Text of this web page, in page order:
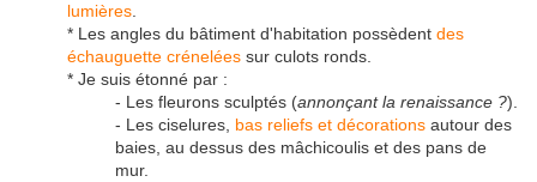
lumières
* Les angles du bâtiment d'habitation possèdent des
échauguette crénelées sur culots ronds.
* Je suis étonné par :
- Les fleurons sculptés (annonçant la renaissance ?).
- Les ciselures, bas reliefs et décorations autour des
baies, au dessus des mâchicoulis et des pans de
mur.